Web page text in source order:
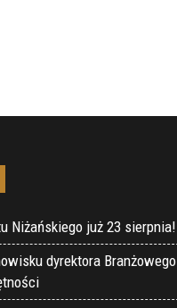
Niżańskiego już 23 sierpnia!
dyrektora Branżowego